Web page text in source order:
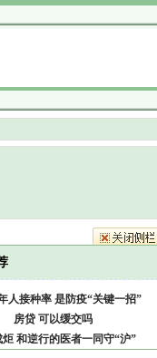
人接种率 是防疫“关键一招”
房贷 可以缓交吗
和逆行的医者一同守“沪”